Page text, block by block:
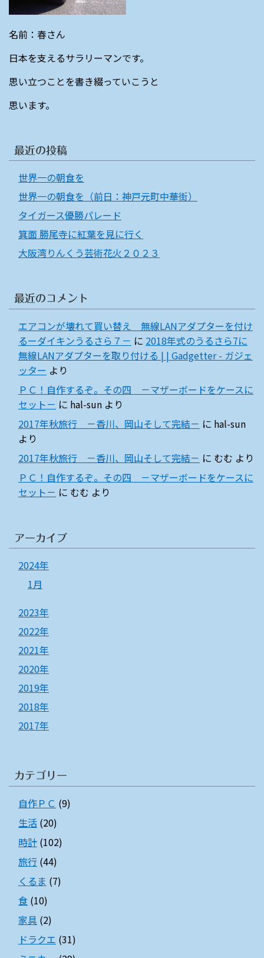
名前：春さん
日本を支えるサラリーマンです。
思い立つことを書き綴っていこうと
思います。
最近の投稿
世界一の朝食を
世界一の朝食を（前日：神戸元町中華街）
タイガース優勝パレード
箕面 勝尾寺に紅葉を見に行く
大阪湾りんくう芸術花火２０２３
最近のコメント
エアコンが壊れて買い替え 無線LANアダプターを付け
るーダイキンうるさら７－ に 2018年式のうるさら7に
無線LANアダプターを取り付ける | | Gadgetter - ガジェ
ッター より
ＰＣ！自作するぞ。その四 －マザーボードをケースに
セット－ に hal-sun より
2017年秋旅行 －香川、岡山そして完結－ に hal-sun
より
2017年秋旅行 －香川、岡山そして完結－ に むむ より
ＰＣ！自作するぞ。その四 －マザーボードをケースに
セット－ に むむ より
アーカイブ
2024年
1月
2023年
2022年
2021年
2020年
2019年
2018年
2017年
カテゴリー
自作ＰＣ (9)
生活 (20)
時計 (102)
旅行 (44)
くるま (7)
食 (10)
家具 (2)
ドラクエ (31)